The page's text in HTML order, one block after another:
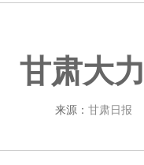
甘肃大
来源： 甘肃日报